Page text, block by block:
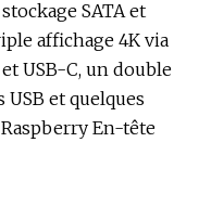
SATA et
affichage 4K via
USB-C, un double
et quelques
En-tête